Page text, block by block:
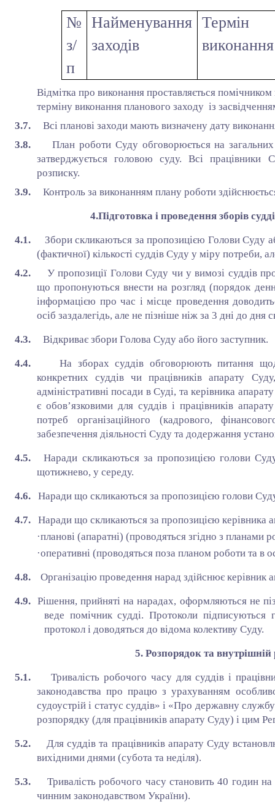
№
з/
п
Найменування
заходів
Термін
виконання
Відмітка про виконання проставляється
терміну виконання планового заходу із
3.7. Всі планові заходи мають визначену дату
3.8. План роботи Суду обговорюється на
затверджується головою суду. Всі
розписку.
3.9. Контроль за виконанням плану роботи
4.Підготовка і проведення зборів
4.1. Збори скликаються за пропозицією Голови Суду
(фактичної) кількості суддів Суду у міру потреби,
4.2. У пропозиції Голови Суду чи у вимозі суддів
що пропонуються внести на розгляд (порядок
інформацією про час і місце проведення
осіб заздалегідь, але не пізніше ніж за 3 дні до дня
4.3. Відкриває збори Голова Суду або його заступник.
4.4.На зборах суддів обговорюють питання
конкретних суддів чи працівників апарату
адміністративні посади в Суді, та керівника
є обов’язковими для суддів і працівників
потреб організаційного (кадрового,
забезпечення діяльності Суду та додержання
4.5.Наради скликаються за пропозицією голови
щотижнево, у середу.
4.6. Наради що скликаються за пропозицією голови
4.7. Наради що скликаються за пропозицією керівника
·планові (апаратні) (проводяться згідно з планами
·оперативні (проводяться поза планом роботи та в
4.8. Організацію проведення нарад здійснює керівник
4.9. Рішення, прийняті на нарадах, оформляються не
веде помічник судді. Протоколи
протокол і доводяться до відома колективу Суду.
5. Розпорядок та
5.1.Тривалість робочого часу для суддів і
законодавства про працю з урахуванням
судоустрій і статус суддів» і «Про державну
розпорядку (для працівників апарату Суду) і цим
5.2. Для суддів та працівників апарату Суду
вихідними днями (субота та неділя).
5.3. Тривалість робочого часу становить 40 годин
чинним законодавством України).